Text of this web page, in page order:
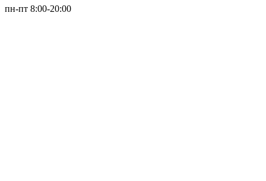
пн-пт 8:00-20:00